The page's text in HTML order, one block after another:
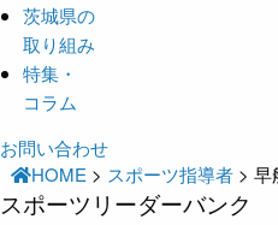
茨城県の
取り組み
特集・
コラム
お問い合わせ
HOME > スポーツ指導者 >早
スポーツリーダーバンク